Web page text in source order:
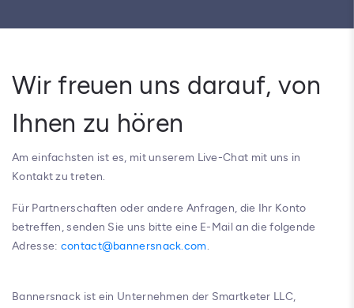
Wir freuen uns darauf, von
Ihnen zu hören
Am einfachsten ist es, mit unserem Live-Chat mit uns in
Kontakt zu treten.
Für Partnerschaften oder andere Anfragen, die Ihr Konto
betreffen, senden Sie uns bitte eine E-Mail an die folgende
Adresse: contact@bannersnack.com.
Bannersnack ist ein Unternehmen der Smartketer LLC,